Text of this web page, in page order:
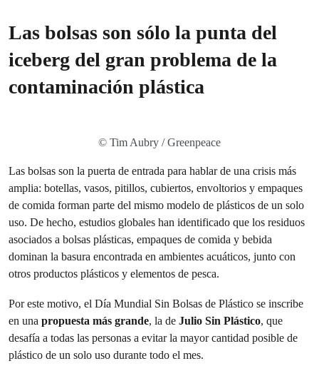
Las bolsas son sólo la punta del
iceberg del gran problema de la
contaminación plástica
© Tim Aubry / Greenpeace
Las bolsas son la puerta de entrada para hablar de una crisis más
amplia: botellas, vasos, pitillos, cubiertos, envoltorios y empaques
de comida forman parte del mismo modelo de plásticos de un solo
uso. De hecho, estudios globales han identificado que los residuos
asociados a bolsas plásticas, empaques de comida y bebida
dominan la basura encontrada en ambientes acuáticos, junto con
otros productos plásticos y elementos de pesca.
Por este motivo, el Día Mundial Sin Bolsas de Plástico se inscribe
en una propuesta más grande, la de Julio Sin Plástico, que
desafía a todas las personas a evitar la mayor cantidad posible de
plástico de un solo uso durante todo el mes.